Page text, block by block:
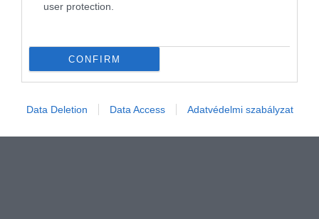
user protection.
CONFIRM
Data Deletion Data Access Adatvédelmi szabályzat
vizsgálják a bankok is a hitelbírálat során. Jó hír, hogy ezért már